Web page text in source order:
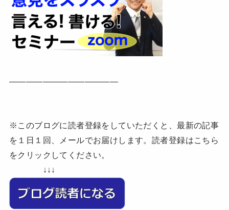
—————————————
※このブログに読者登録をしていただくと、最新の記事
を１日１回、メールでお届けします。読者登録はこちら
をクリックしてください。
↓↓↓